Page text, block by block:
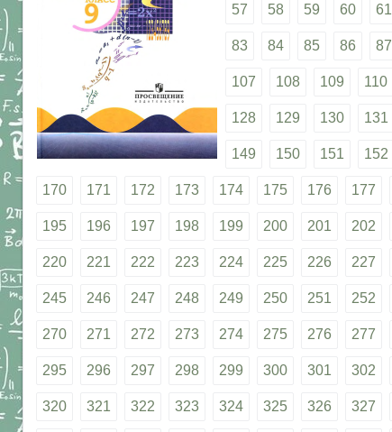
57 58 59 60 61
83 84 85 86 87
107 108 109 110
128 129 130 131
149 150 151 152
170 171 172 173 174 175 176 177
195 196 197 198 199 200 201 202
220 221 222 223 224 225 226 227
245 246 247 248 249 250 251 252
270 271 272 273 274 275 276 277
295 296 297 298 299 300 301 302
320 321 322 323 324 325 326 327